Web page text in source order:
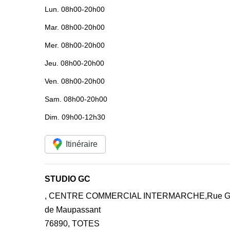
Lun. 08h00-20h00
Mar. 08h00-20h00
Mer. 08h00-20h00
Jeu. 08h00-20h00
Ven. 08h00-20h00
Sam. 08h00-20h00
Dim. 09h00-12h30
Itinéraire
STUDIO GC
, CENTRE COMMERCIAL INTERMARCHE,Rue
de Maupassant
76890, TOTES